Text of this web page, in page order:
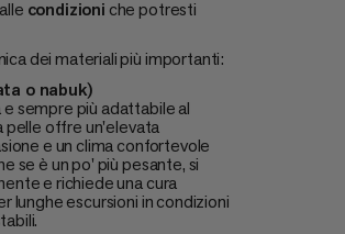
condizioni che potresti
dei materiali più importanti:
o nabuk)
sempre più adattabile al
pelle offre un'elevata
e un clima confortevole
se è un po' più pesante, si
e richiede una cura
lunghe escursioni in condizioni